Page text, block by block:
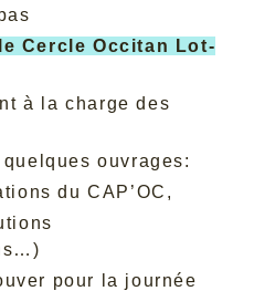
Cercle Occitan Lot-
à la charge des
ouvrages:
du CAP’OC,
pour la journée